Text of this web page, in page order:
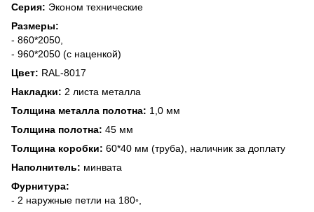
Серия: Эконом технические
Размеры:
- 860*2050,
- 960*2050 (с наценкой)
Цвет: RAL-8017
Накладки: 2 листа металла
Толщина металла полотна: 1,0 мм
Толщина полотна: 45 мм
Толщина коробки: 60*40 мм (труба), наличник за доплату
Наполнитель: минвата
Фурнитура:
- 2 наружные петли на 180◦,